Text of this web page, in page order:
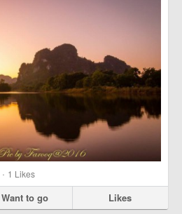
· 1 Likes
Want to go Likes